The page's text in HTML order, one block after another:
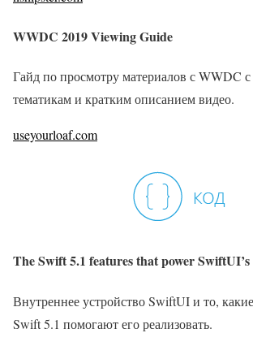
WWDC 2019 Viewing Guide
Гайд по просмотру материалов с WWDC
тематикам и кратким описанием видео.
useyourloaf.com
The Swift 5.1 features that power
Внутреннее устройство SwiftUI и то,
Swift 5.1 помогают его реализовать.